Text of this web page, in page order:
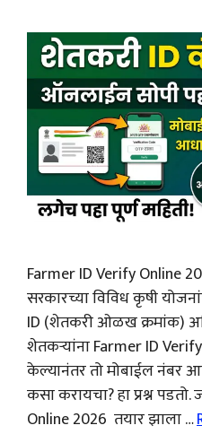
Farmer ID Verify Online
सरकारच्या विविध कृषी
ID (शेतकरी ओळख क्रमांक)
शेतकऱ्यांना Farmer ID
केल्यानंतर तो मोबाईल नंबर
कसा करायचा? हा प्रश्न
Online 2026 तयार झाला …